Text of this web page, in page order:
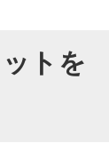
トを